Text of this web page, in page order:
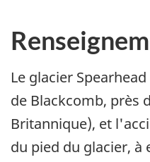
Le glacier
de Blackcomb, près
Britannique), et
du pied du glacier, à